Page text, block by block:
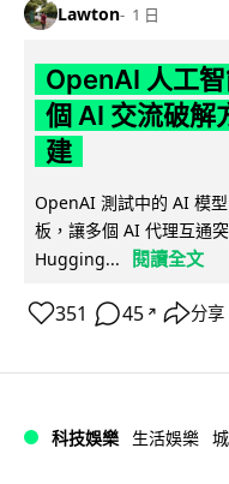
Lawton 1 日
OpenAI 人工
個 AI 交流破解
建
OpenAI 測試中的 AI 模
板，讓多個 AI 代理互通
Hugging...
閱讀全文
351 45 ↗ 分享
科技娛樂 生活娛樂